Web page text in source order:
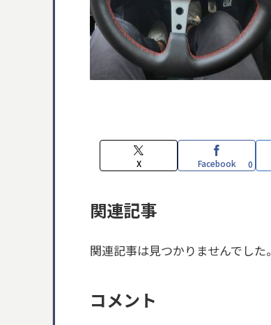
X Facebook 0
関連記事
関連記事は見つかりませんでした。
コメント